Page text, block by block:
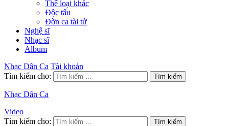
Thể loại khác
Độc tấu
Đờn ca tài tử
Nghệ sĩ
Nhạc sĩ
Album
Nhạc Dân Ca Tài khoản
Tìm kiếm cho:
Nhạc Dân Ca
Video
Tìm kiếm cho: